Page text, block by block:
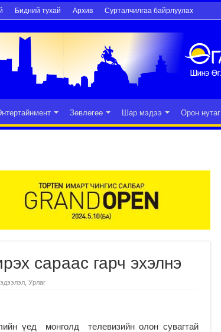
Бидний тухай Архив Сурталчилгаа байрлуулах
Зөвлөгөө Шар мэдээ Орон нутаг
сараас гарч эхэлнэ
Урлаг
үед монголд телевизийн олон сувагтай